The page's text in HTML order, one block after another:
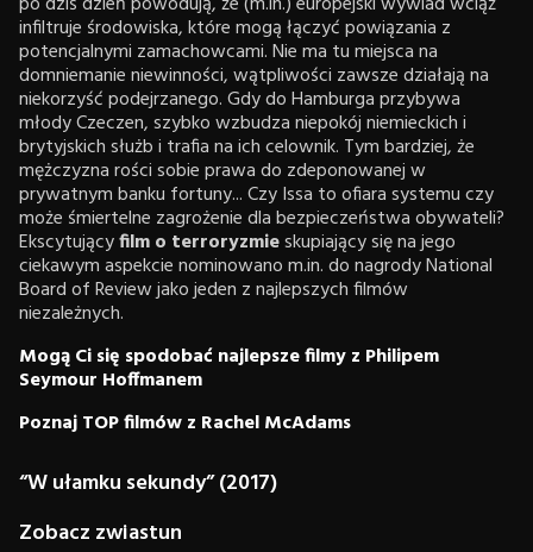
infiltruje środowiska, które mogą łączyć powiązania z
potencjalnymi zamachowcami. Nie ma tu miejsca na
domniemanie niewinności, wątpliwości zawsze działają na
niekorzyść podejrzanego. Gdy do Hamburga przybywa
młody Czeczen, szybko wzbudza niepokój niemieckich i
brytyjskich służb i trafia na ich celownik. Tym bardziej, że
mężczyzna rości sobie prawa do zdeponowanej w
prywatnym banku fortuny... Czy Issa to ofiara systemu czy
może śmiertelne zagrożenie dla bezpieczeństwa obywateli?
Ekscytującyfilm o terroryzmieskupiający się na jego
ciekawym aspekcie nominowano m.in. do nagrody National
Board of Review jako jeden z najlepszych filmów
niezależnych.
Mogą Ci się spodobać najlepsze filmy z Philipem
Seymour Hoffmanem
Poznaj TOP filmów z Rachel McAdams
“W ułamku sekundy” (2017)
Zobacz zwiastun